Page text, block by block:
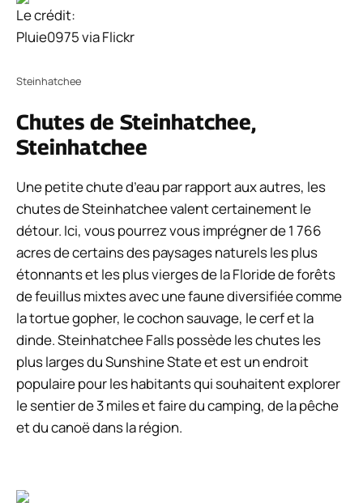
Le crédit:
Pluie0975 via Flickr
Steinhatchee
Chutes de Steinhatchee,
Steinhatchee
Une petite chute d’eau par rapport aux autres, les
chutes de Steinhatchee valent certainement le
détour. Ici, vous pourrez vous imprégner de 1 766
acres de certains des paysages naturels les plus
étonnants et les plus vierges de la Floride de forêts
de feuillus mixtes avec une faune diversifiée comme
la tortue gopher, le cochon sauvage, le cerf et la
dinde. Steinhatchee Falls possède les chutes les
plus larges du Sunshine State et est un endroit
populaire pour les habitants qui souhaitent explorer
le sentier de 3 miles et faire du camping, de la pêche
et du canoë dans la région.